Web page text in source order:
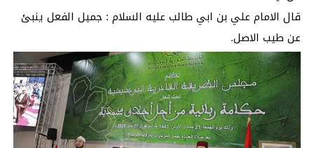
قال الامام علي بن ابي طالب عليه السلام : جميل الفعل ينبئ
عن طيب الاصل.